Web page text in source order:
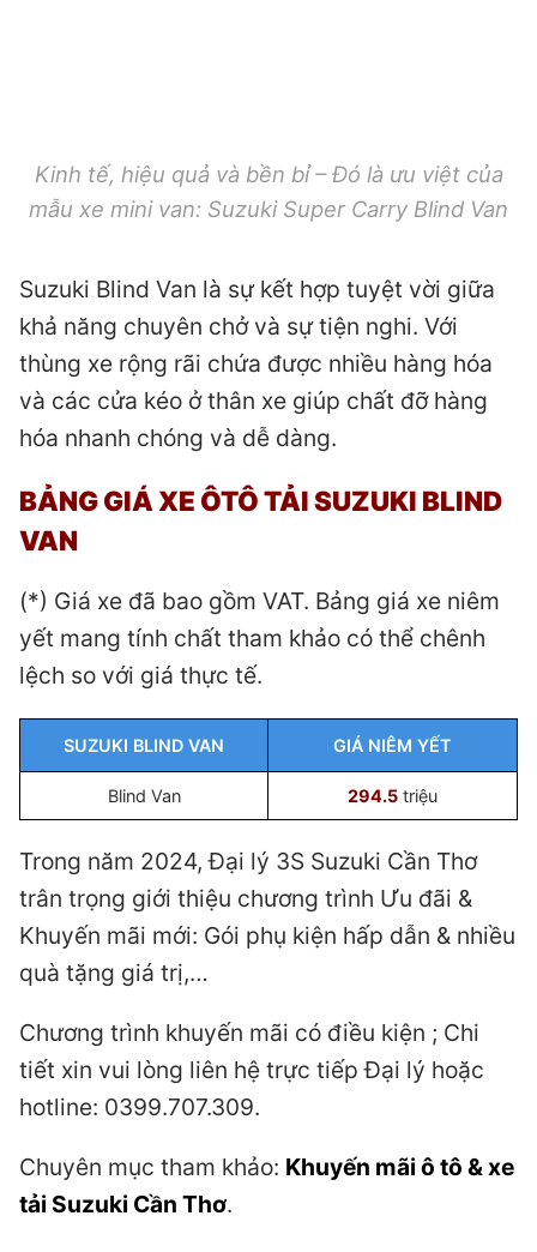
Kinh tế, hiệu quả và bền bỉ – Đó là ưu việt của
mẫu xe mini van: Suzuki Super Carry Blind Van
Suzuki Blind Van là sự kết hợp tuyệt vời giữa
khả năng chuyên chở và sự tiện nghi. Với
thùng xe rộng rãi chứa được nhiều hàng hóa
và các cửa kéo ở thân xe giúp chất đỡ hàng
hóa nhanh chóng và dễ dàng.
BẢNG GIÁ XE ÔTÔ TẢI SUZUKI BLIND
VAN
(*) Giá xe đã bao gồm VAT. Bảng giá xe niêm
yết mang tính chất tham khảo có thể chênh
lệch so với giá thực tế.
SUZUKI BLIND VAN GIÁ NIÊM YẾT
Blind Van 294.5 triệu
Trong năm 2024, Đại lý 3S Suzuki Cần Thơ
trân trọng giới thiệu chương trình Ưu đãi &
Khuyến mãi mới: Gói phụ kiện hấp dẫn & nhiều
quà tặng giá trị,…
Chương trình khuyến mãi có điều kiện ; Chi
tiết xin vui lòng liên hệ trực tiếp Đại lý hoặc
hotline: 0399.707.309.
Chuyên mục tham khảo: Khuyến mãi ô tô & xe
tải Suzuki Cần Thơ.